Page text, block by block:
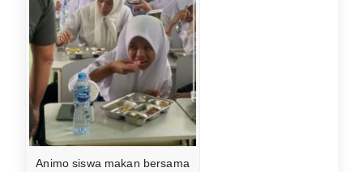
Animo siswa makan bersama